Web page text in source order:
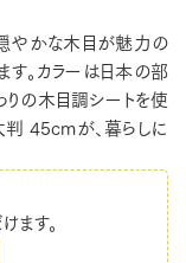
やかな木目が魅力の
。カラーは日本の部
の木目調シートを使
判 45cmが、暮らしに
ます。